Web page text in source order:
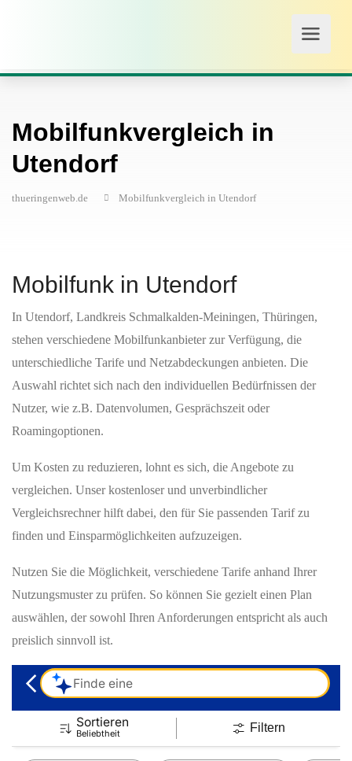
Mobilfunkvergleich in
Utendorf
thueringenweb.de Mobilfunkvergleich in Utendorf
Mobilfunk in Utendorf
In Utendorf, Landkreis Schmalkalden-Meiningen, Thüringen,
stehen verschiedene Mobilfunkanbieter zur Verfügung, die
unterschiedliche Tarife und Netzabdeckungen anbieten. Die
Auswahl richtet sich nach den individuellen Bedürfnissen der
Nutzer, wie z.B. Datenvolumen, Gesprächszeit oder
Roamingoptionen.
Um Kosten zu reduzieren, lohnt es sich, die Angebote zu
vergleichen. Unser kostenloser und unverbindlicher
Vergleichsrechner hilft dabei, den für Sie passenden Tarif zu
finden und Einsparmöglichkeiten aufzuzeigen.
Nutzen Sie die Möglichkeit, verschiedene Tarife anhand Ihrer
Nutzungsmuster zu prüfen. So können Sie gezielt einen Plan
auswählen, der sowohl Ihren Anforderungen entspricht als auch
preislich sinnvoll ist.